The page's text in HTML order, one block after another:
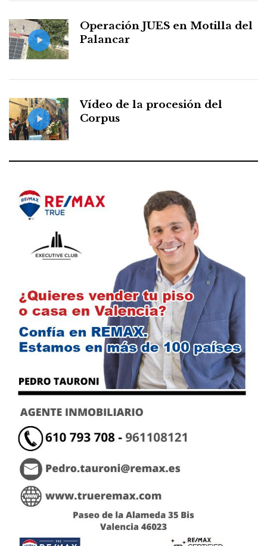
Operación JUES en Motilla del
Palancar
Vídeo de la procesión del
Corpus